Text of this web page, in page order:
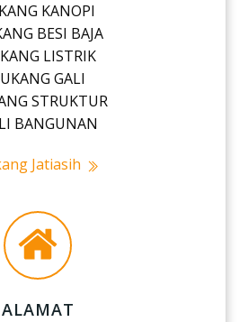
KANOPI
BESI BAJA
LISTRIK
GALI
STRUKTUR
BANGUNAN
Jatiasih
ALAMAT